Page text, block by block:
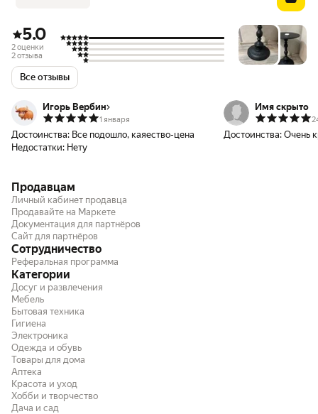
5.0
2 оценки
2 отзыва
Все отзывы
Игорь Вербин
1 января
Достоинства: Все подошло, каяество-цена
Недостатки: Нету
Имя скрыто
Достоинства: Очень
Продавцам
Личный кабинет продавца
Продавайте на Маркете
Документация для партнёров
Сайт для партнёров
Сотрудничество
Реферальная программа
Категории
Досуг и развлечения
Мебель
Бытовая техника
Гигиена
Электроника
Одежда и обувь
Товары для дома
Аптека
Красота и уход
Хобби и творчество
Дача и сад